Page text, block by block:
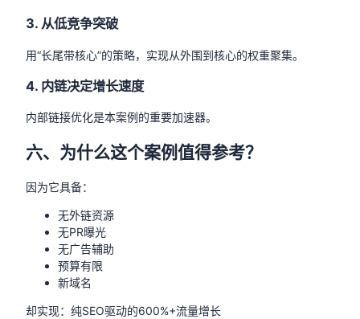
3. 从低竞争突破
用“长尾带核心”的策略，实现从外围到核心的权重聚集。
4. 内链决定增长速度
内部链接优化是本案例的重要加速器。
六、为什么这个案例值得参考？
因为它具备：
无外链资源
无PR曝光
无广告辅助
预算有限
新域名
却实现：纯SEO驱动的600%+流量增长